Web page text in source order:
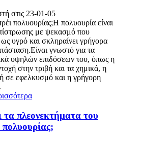
στις 23-01-05
πολυουρίας;Η πολυουρία είναι
με ψεκασμό που
υγρό και σκληραίνει γρήγορα
γνωστό για τα
υψηλών επιδόσεων του, όπως η
στην τριβή και τα χημικά, η
σε εφελκυσμό και η γρήγορη
τα πλεονεκτήματα του